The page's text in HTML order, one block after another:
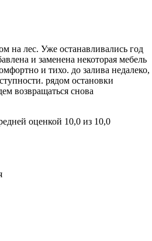
на лес. Уже останавливались год
и заменена некоторая мебель
и тихо. до залива недалеко,
рядом остановки
возвращаться снова
оценкой 10,0 из 10,0